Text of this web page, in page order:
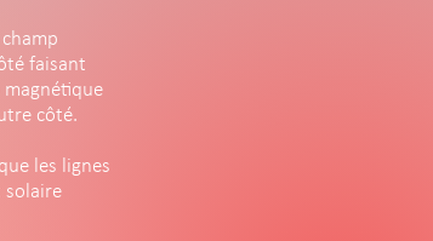
faisant
magnétique
côté.
les lignes
solaire